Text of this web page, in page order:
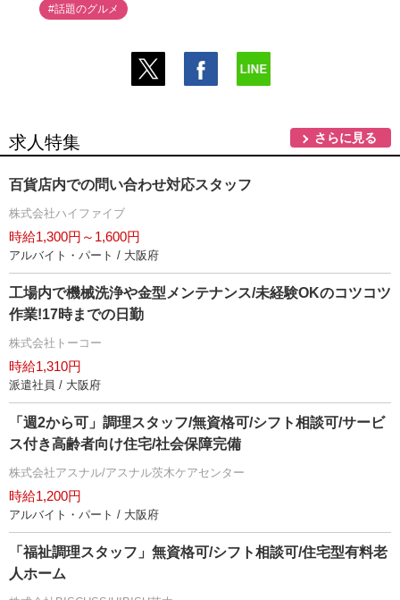
#話題のグルメ
求人特集 さらに見る
百貨店内での問い合わせ対応スタッフ
株式会社ハイファイブ
時給1,300円～1,600円
アルバイト・パート / 大阪府
工場内で機械洗浄や金型メンテナンス/未経験OKのコツコツ
作業!17時までの日勤
株式会社トーコー
時給1,310円
派遣社員 / 大阪府
「週2から可」調理スタッフ/無資格可/シフト相談可/サービ
ス付き高齢者向け住宅/社会保障完備
株式会社アスナル/アスナル茨木ケアセンター
時給1,200円
アルバイト・パート / 大阪府
「福祉調理スタッフ」無資格可/シフト相談可/住宅型有料老
人ホーム